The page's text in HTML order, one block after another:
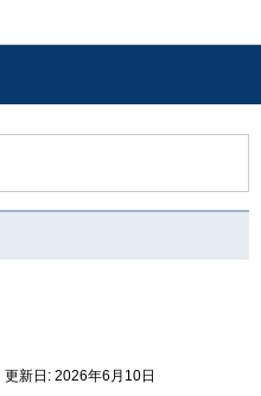
更新日: 2026年6月10日